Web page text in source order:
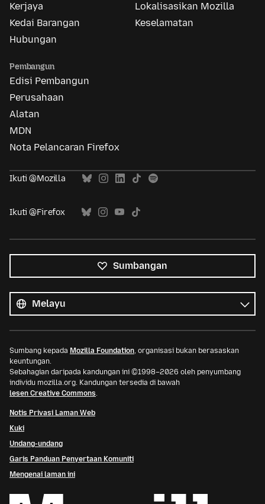
Kerjaya
Kedai Barangan
Hubungan
Lokalisasikan Mozilla
Keselamatan
Pembangun
Edisi Pembangun
Perusahaan
Alatan
MDN
Nota Pelancaran Firefox
Ikuti @Mozilla
Ikuti @Firefox
Sumbangan
bahasa
Bahasa
Sumbang kepada Mozilla Foundation, organisasi bukan berasaskan
keuntungan.
Sebahagian daripada kandungan ini ©1998–2026 oleh penyumbang
individu mozilla.org. Kandungan tersedia di bawah
lesen Creative Commons.
Notis Privasi Laman Web
Kuki
Undang-undang
Garis Panduan Penyertaan Komuniti
Mengenai laman ini